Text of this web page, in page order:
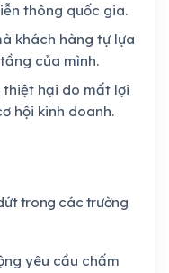
thông quốc gia.
khách hàng tự lựa
của mình.
hại do mất lợi
hội kinh doanh.
trong các trường
yêu cầu chấm